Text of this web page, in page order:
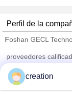
Perfil de la
Foshan GECL
proveedores
Trust Seal
creation